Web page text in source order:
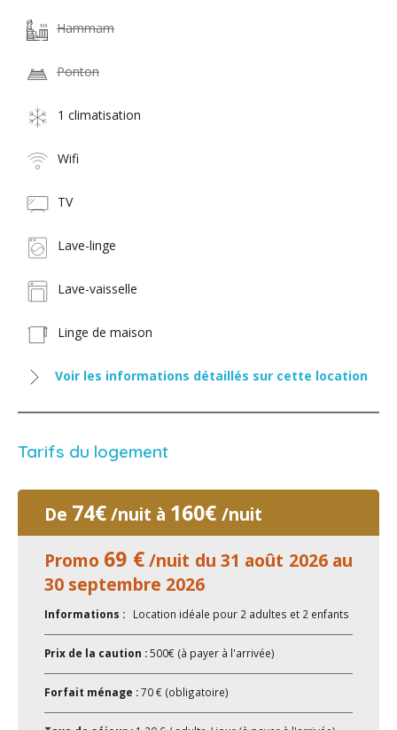
Hammam
Ponton
1 climatisation
Wifi
TV
Lave-linge
Lave-vaisselle
Linge de maison
Voir les informations détaillés sur cette location
Tarifs du logement
De 74€/nuit à 160€ /nuit
Promo 69 €/nuit du 31 août 2026 au
30 septembre 2026
Informations : Location idéale pour 2 adultes et 2 enfants
Prix de la caution :500€ (à payer à l'arrivée)
Forfait ménage :70 € (obligatoire)